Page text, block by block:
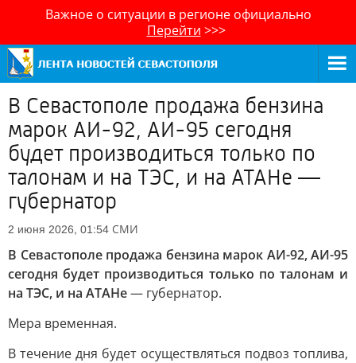
Важное о ситуации в регионе официально
Перейти >>>
В Севастополе продажа бензина
марок АИ-92, АИ-95 сегодня
будет производиться только по
талонам и на ТЭС, и на АТАНе —
губернатор
2 июня 2026, 01:54 СМИ
В Севастополе продажа бензина марок АИ-92, АИ-95
сегодня будет производиться только по талонам и
на ТЭС, и на АТАНе— губернатор.
Мера временная.
В течение дня будет осуществляться подвоз топлива,